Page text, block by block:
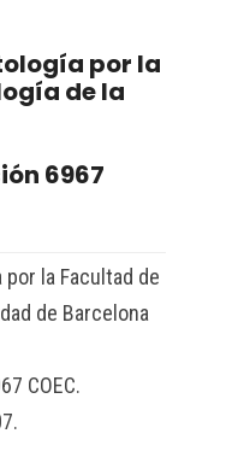
por la
de la
6967
la Facultad de
de Barcelona
COEC.